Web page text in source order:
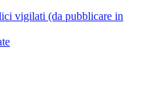
vigilati (da pubblicare in